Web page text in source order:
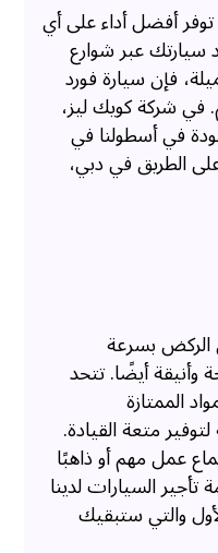
أفضل أداء على أي
عبر شوارع
فإن سيارة فورد
في شركة كويك ليز،
في أسطولنا في
الطريق في دبي،
الركض بسرعة
أيضًا. تتحد
الممتازة
متعة القيادة.
عمل مهم أو ذاهبًا
السيارات لدينا
والتي ستبقيك